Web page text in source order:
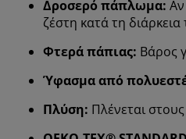
Δροσερό πάπλωμα: Αν
ζέστη κατά τη
Φτερά πάπιας: Βάρος
Ύφασμα από
Πλύση: Πλένεται